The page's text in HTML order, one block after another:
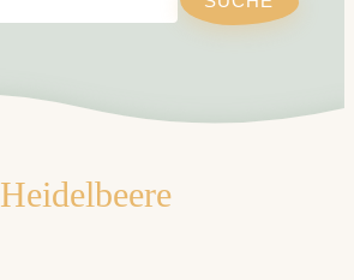
Heidelbeere